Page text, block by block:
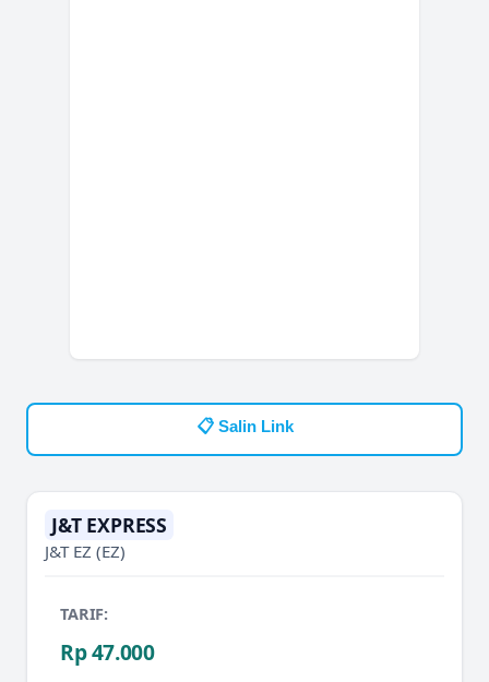
📋 Salin Link
J&T EXPRESS
J&T EZ (EZ)
TARIF:
Rp 47.000